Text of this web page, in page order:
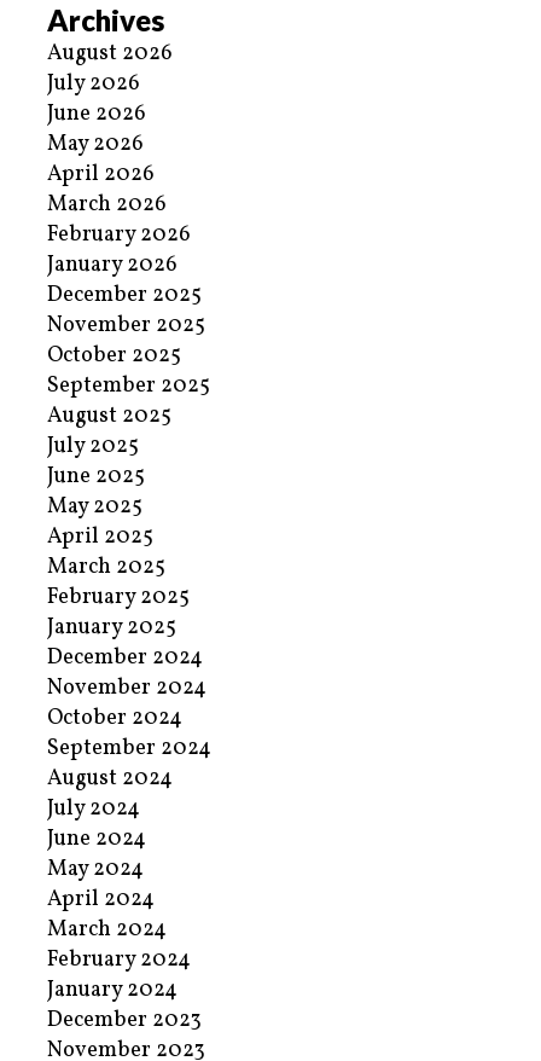
Archives
August 2026
July 2026
June 2026
May 2026
April 2026
March 2026
February 2026
January 2026
December 2025
November 2025
October 2025
September 2025
August 2025
July 2025
June 2025
May 2025
April 2025
March 2025
February 2025
January 2025
December 2024
November 2024
October 2024
September 2024
August 2024
July 2024
June 2024
May 2024
April 2024
March 2024
February 2024
January 2024
December 2023
November 2023